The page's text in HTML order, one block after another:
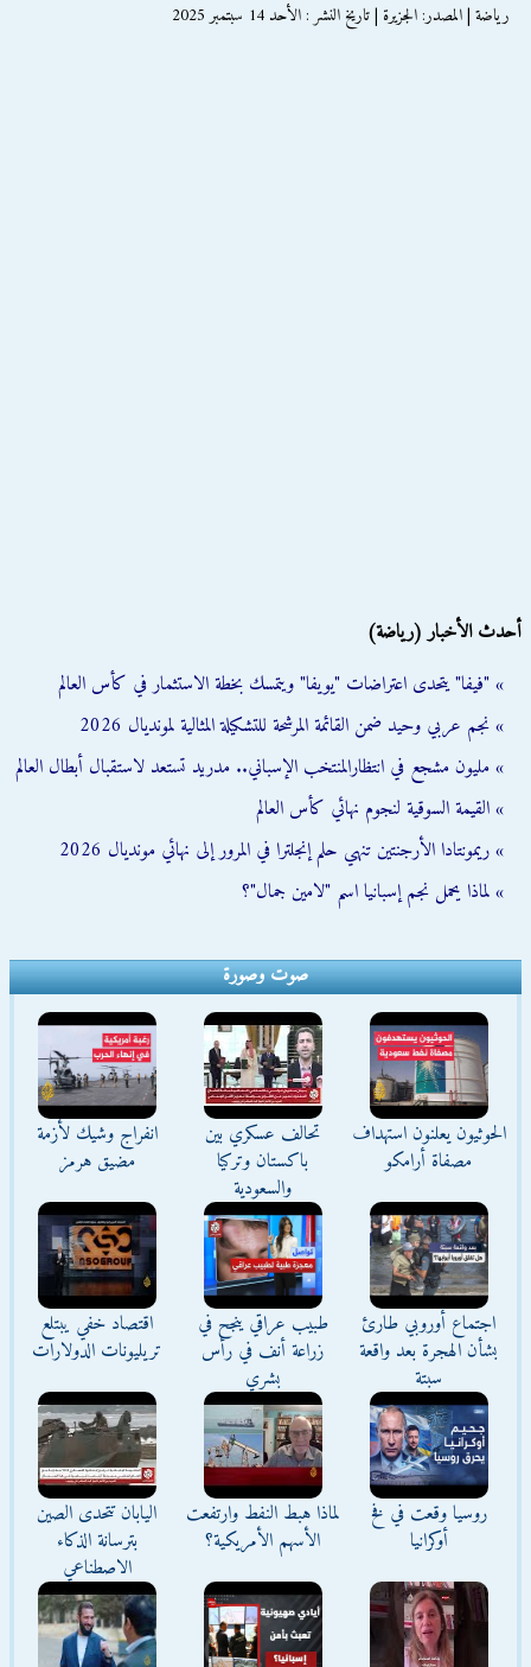
رياضة | المصدر: الجزيرة | تاريخ النشر : الأحد 14 سبتمبر 2025
أحدث الأخبار (رياضة)
» "فيفا" يتحدى اعتراضات "يويفا" ويتمسك بخطة الاستثمار في كأس العالم
» نجم عربي وحيد ضمن القائمة المرشحة للتشكيلة المثالية لمونديال 2026
» مليون مشجع في انتظارالمنتخب الإسباني.. مدريد تستعد لاستقبال أبطال العالم
» القيمة السوقية لنجوم نهائي كأس العالم
» ريمونتادا الأرجنتين تنهي حلم إنجلترا في المرور إلى نهائي مونديال 2026
» لماذا يحمل نجم إسبانيا اسم "لامين جمال"؟
صوت وصورة
الحوثيون يعلنون استهداف
مصفاة أرامكو
تحالف عسكري بين
باكستان وتركيا
والسعودية
انفراج وشيك لأزمة
مضيق هرمز
اجتماع أوروبي طارئ
بشأن الهجرة بعد واقعة
سبتة
طبيب عراقي ينجح في
زراعة أنف في رأس
بشري
اقتصاد خفي يبتلع
تريليونات الدولارات
روسيا وقعت في فخ
أوكرانيا
لماذا هبط النفط وارتفعت
الأسهم الأمريكية؟
اليابان تتحدى الصين
بترسانة الذكاء
الاصطناعي